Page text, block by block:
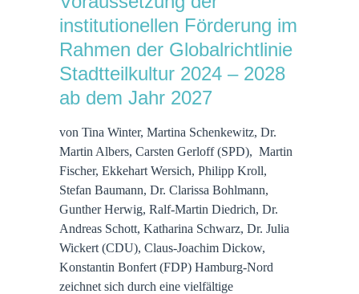
institutionellen Förderung im
Rahmen der Globalrichtlinie
Stadtteilkultur 2024 – 2028
ab dem Jahr 2027
von Tina Winter, Martina Schenkewitz, Dr.
Martin Albers, Carsten Gerloff (SPD), Martin
Fischer, Ekkehart Wersich, Philipp Kroll,
Stefan Baumann, Dr. Clarissa Bohlmann,
Gunther Herwig, Ralf-Martin Diedrich, Dr.
Andreas Schott, Katharina Schwarz, Dr. Julia
Wickert (CDU), Claus-Joachim Dickow,
Konstantin Bonfert (FDP) Hamburg-Nord
zeichnet sich durch eine vielfältige